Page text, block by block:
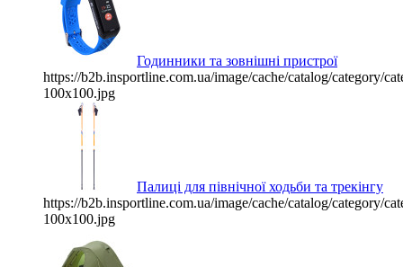
Годинники та зовнішні пристрої
https://b2b.insportline.com.ua/image/cache/catalog/category/
100x100.jpg
Палиці для північної ходьби та трекінгу
https://b2b.insportline.com.ua/image/cache/catalog/category/
100x100.jpg